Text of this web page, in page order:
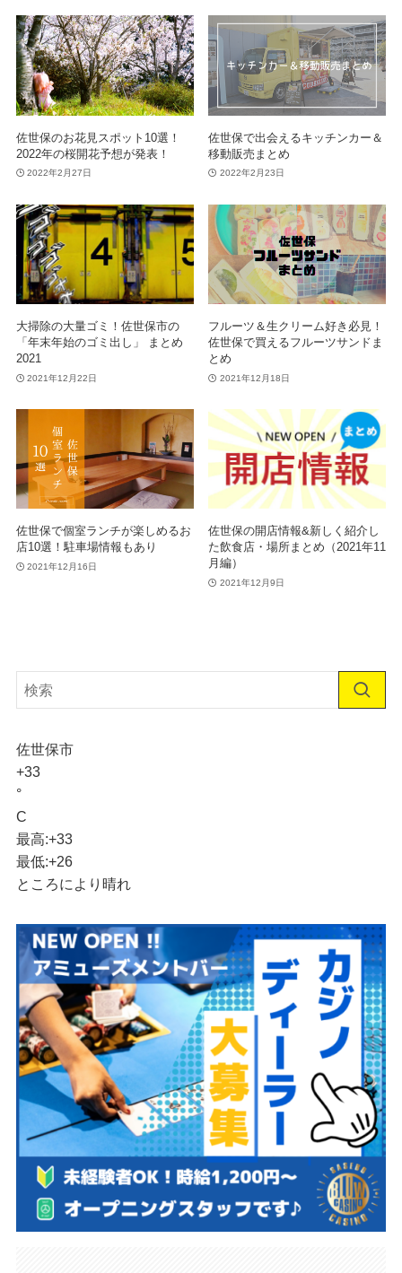
佐世保のお花見スポット10選！
2022年の桜開花予想が発表！
2022年2月27日
佐世保で出会えるキッチンカー＆
移動販売まとめ
2022年2月23日
大掃除の大量ゴミ！佐世保市の
「年末年始のゴミ出し」 まとめ
2021
2021年12月22日
フルーツ＆生クリーム好き必見！
佐世保で買えるフルーツサンドま
とめ
2021年12月18日
佐世保で個室ランチが楽しめるお
店10選！駐車場情報もあり
2021年12月16日
佐世保の開店情報&新しく紹介し
た飲食店・場所まとめ（2021年11
月編）
2021年12月9日
佐世保市
+33
°
C
最高:+33
最低:+26
ところにより晴れ